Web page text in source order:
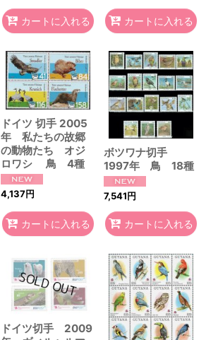
カートに入れる カートに入れる
ドイツ 切手 2005
年 私たちの故郷
の動物たち オジ
ロワシ 鳥 4種
4,137円
カートに入れる
ボツワナ切手
1997年 鳥 18種
7,541円
カートに入れる
ドイツ切手 2009